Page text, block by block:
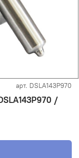
арт. DSLA143P970
/